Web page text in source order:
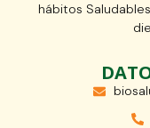
hábitos